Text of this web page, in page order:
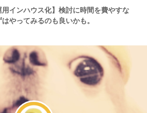
用インハウス化】検討に時間を費やすな
はやってみるのも良いかも。